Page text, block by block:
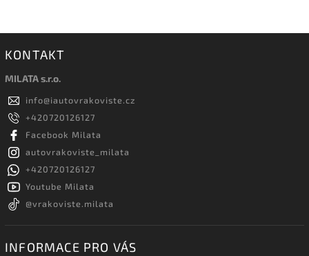
KONTAKT
MILATA s.r.o.
info@iautovrakoviste.cz
+420720126127
Facebook Milata
autovrakoviste_milata
+420720126127
Youtube Milata
@vrakoviste.milata
INFORMACE PRO VÁS